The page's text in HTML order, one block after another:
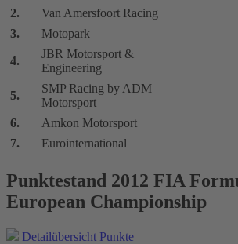
2.
Van Amersfoort Racing
3.
Motopark
4.
JBR Motorsport &
Engineering
5.
SMP Racing by ADM
Motorsport
6. Amkon Motorsport
7.
Eurointernational
Punktestand 2012 FIA
European Championship
Detailübersicht Punkte